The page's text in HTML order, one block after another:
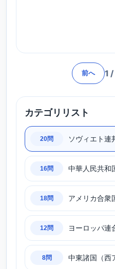
前へ 1 /
カテゴリリスト
20問 ソヴィエト連
16問 中華人民共和
18問 アメリカ合衆
12問 ヨーロッパ連
8問 中東諸国（西